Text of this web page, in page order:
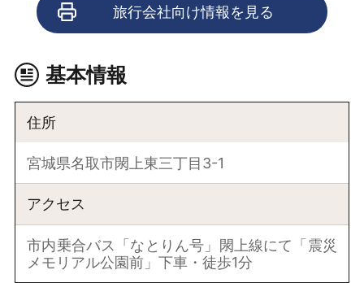
旅行会社向け情報を見る
基本情報
住所
宮城県名取市閖上東三丁目3-1
アクセス
市内乗合バス「なとりん号」閖上線にて「震災
メモリアル公園前」下車・徒歩1分